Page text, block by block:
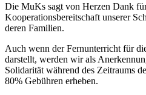
Die MuKs sagt von Herzen Dank
Kooperationsbereitschaft unserer
deren Familien.
Auch wenn der Fernunterricht für
darstellt, werden wir als
Solidarität während des Zeitraums
80% Gebühren erheben.